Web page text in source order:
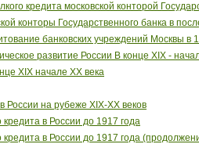
кредита московской конторой
конторы Государственного банка в
банковских учреждений Москвы в
развитие России В конце XIX -
XIX начале ХХ века
России на рубеже ХIХ-ХХ веков
в России до 1917 года
в России до 1917 года